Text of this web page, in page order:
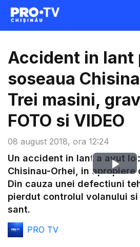
08 august 2018, ora 12:24
Accident in lant
soseaua
Trei masini,
FOTO si VIDEO
Un accident in lant a avut
Chisinau-Orhei, in apropiere
Din cauza unei defectiuni
pierdut controlul volanului
sant.
PRO TV